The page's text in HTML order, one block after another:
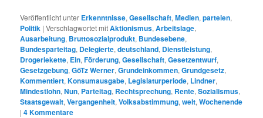
Veröffentlicht unter Erkenntnisse,Gesellschaft,Medien,parteien,
Politik |Verschlagwortet mitAktionismus,Arbeitslage,
Ausarbeitung, Bruttosozialprodukt, Bundesebene,
Bundesparteitag, Delegierte,deutschland, Dienstleistung,
Drogeriekette, Ein,Förderung,Gesellschaft,Gesetzentwurf,
Gesetzgebung,GöTz Werner,Grundeinkommen,Grundgesetz,
Kommentiert,Konsumausgabe, Legislaturperiode, Lindner,
Mindestlohn,Nun, Parteitag, Rechtsprechung, Rente,Sozialismus,
Staatsgewalt,Vergangenheit,Volksabstimmung,welt,Wochenende
|4Kommentare